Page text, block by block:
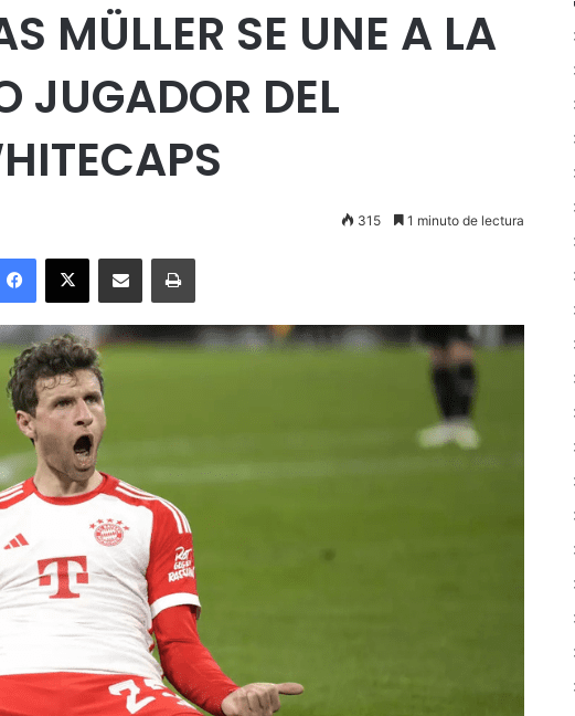
MÜLLER SE UNE A LA
JUGADOR DEL
315 1 minuto de lectura
Facebook
X Enviar vía email Imprimir